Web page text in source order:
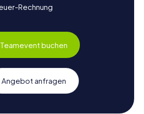
Rechnung
Teamevent buchen
Angebot anfragen